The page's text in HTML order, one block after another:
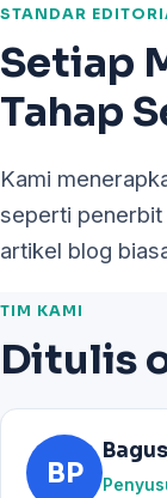
STANDAR
Setiap
Tahap
Kami
seperti penerbit
artikel blog
TIM KAMI
Ditulis
BP